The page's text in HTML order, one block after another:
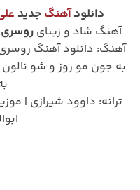
دانلودآهنگ جدید
آهنگ شاد و زیبایروسری
آهنگ: دانلود آهنگ
به جون مو روز و شو
ترانه: داوود شیرازی |